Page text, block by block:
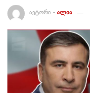
ავტორი - ალია